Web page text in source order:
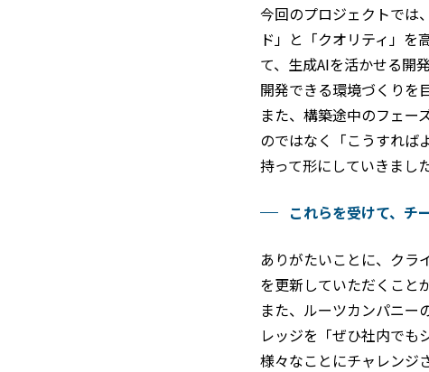
今回のプロジェクトでは
ド」と「クオリティ」を
て、生成AIを活かせる開
開発できる環境づくりを
また、構築途中のフェー
のではなく「こうすれば
持って形にしていきました
これらを受けて、チ
ありがたいことに、クラ
を更新していただくこと
また、ルーツカンパニー
レッジを「ぜひ社内でも
様々なことにチャレンジ